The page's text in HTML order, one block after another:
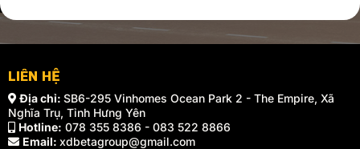
LIÊN HỆ
Địa chỉ: SB6-295 Vinhomes Ocean Park 2 - The Empire, Xã
Nghĩa Trụ, Tỉnh Hưng Yên
Hotline: 078 355 8386 - 083 522 8866
Email: xdbetagroup@gmail.com